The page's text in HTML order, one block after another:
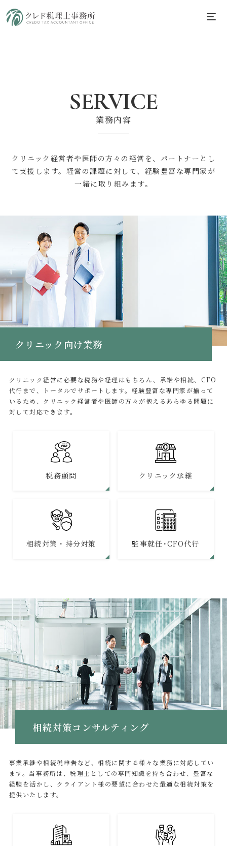
SERVICE
業務内容
クリニック経営者や医師の方々の経営を、パートナーとし
て支援します。 経営の課題に対して、経験豊富な専門家が
一緒に取り組みます。
クリニック向け業務
クリニック経営に必要な税務や経理はもちろん、承継や相続、CFO
代行まで、トータルでサポートします。経験豊富な専門家が揃って
いるため、クリニック経営者や医師の方々が抱えるあらゆる問題に
対して対応できます。
税務顧問 クリニック承継
相続対策・持分対策 監事就任･CFO代行
相続対策コンサルティング
事業承継や相続税申告など、相続に関する様々な業務に対応してい
ます。当事務所は、税理士としての専門知識を持ち合わせ、豊富な
経験を活かし、クライアント様の要望に合わせた最適な相続対策を
提供いたします。